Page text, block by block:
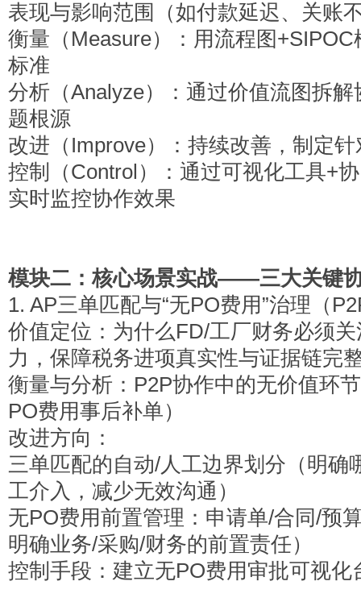
表现与影响范围（如付款延迟、关账
衡量（Measure）：用流程图
标准
分析（Analyze）：通过价值流图拆解
题根源
改进（Improve）：持续改善，制定
控制（Control）：通过可视化工具+
实时监控协作效果
模块二：核心场景实战——三大关键
1. AP三单匹配与“无PO费用”治理（
价值定位：为什么FD/工厂财务必须
力，保障税务进项真实性与证据链完
衡量与分析：P2P协作中的无价值环
PO费用事后补单）
改进方向：
三单匹配的自动/人工边界划分（明确
工介入，减少无效沟通）
无PO费用前置管理：申请单/合同/预
明确业务/采购/财务的前置责任）
控制手段：建立无PO费用审批可视